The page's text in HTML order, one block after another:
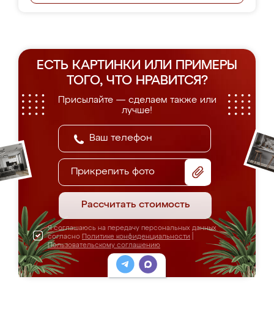
ЕСТЬ КАРТИНКИ ИЛИ ПРИМЕРЫ
ТОГО, ЧТО НРАВИТСЯ?
Присылайте — сделаем также или
лучше!
Прикрепить фото
Рассчитать стоимость
Я соглашаюсь на передачу персональных данных
согласно Политике конфиденциальности
Пользовательскому соглашению